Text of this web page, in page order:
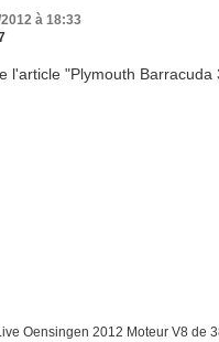
à 18:33
Oensingen 2012 Moteur V8 de